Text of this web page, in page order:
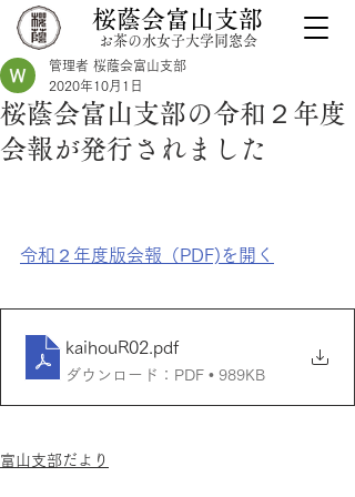
桜蔭会富山支部
お茶の水女子大学同窓会
桜蔭会富山支部の令和２年度
会報が発行されました
管理者 桜蔭会富山支部
2020年10月1日
令和２年度版会報（PDF)を開く
kaihouR02 .pdf
ダウンロード：PDF • 989KB
富山支部だより